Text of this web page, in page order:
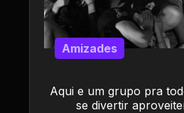
Aqui e um grupo pra
se divertir
Amizades